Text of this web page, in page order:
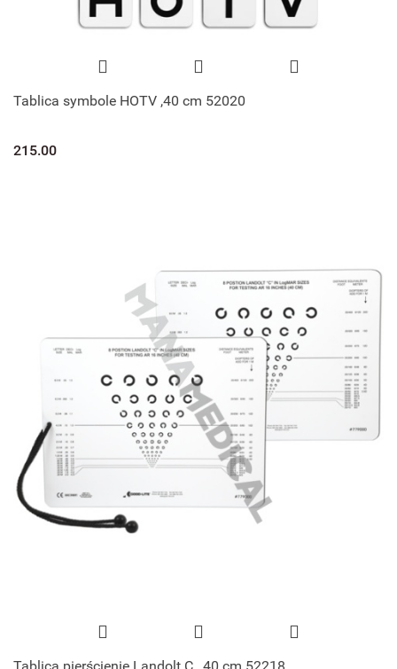
Tablica symbole HOTV ,40 cm 52020
215.00
Tablica pierścienie Landolt C , 40 cm 52218